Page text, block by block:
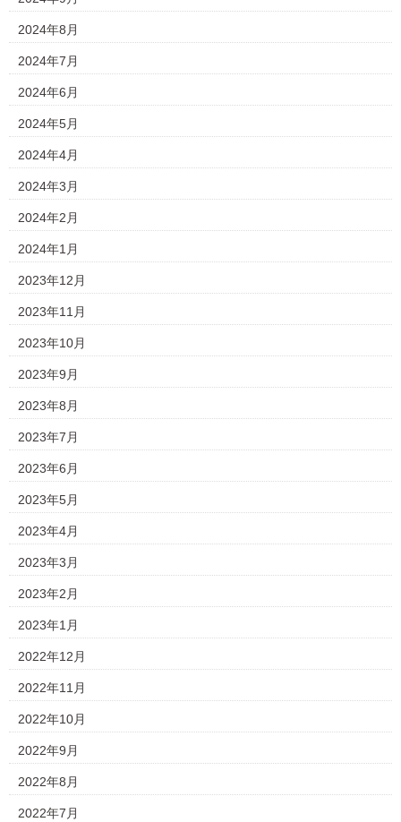
2024年8月
2024年7月
2024年6月
2024年5月
2024年4月
2024年3月
2024年2月
2024年1月
2023年12月
2023年11月
2023年10月
2023年9月
2023年8月
2023年7月
2023年6月
2023年5月
2023年4月
2023年3月
2023年2月
2023年1月
2022年12月
2022年11月
2022年10月
2022年9月
2022年8月
2022年7月